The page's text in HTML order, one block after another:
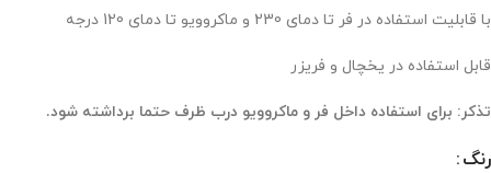
با قابلیت استفاده در فر تا دمای 230 و ماکروویو تا دمای 120 درجه
قابل استفاده در یخچال و فریزر
تذکر: برای استفاده داخل فر و ماکروویو درب ظرف حتما برداشته شود.
رنگ